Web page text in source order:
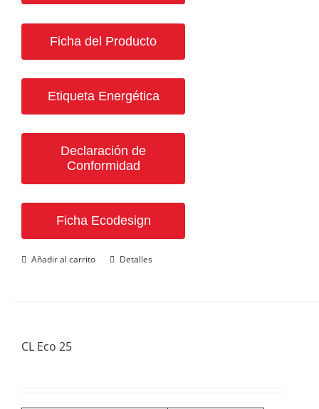
Ficha del Producto
Etiqueta Energética
Declaración de
Conformidad
Ficha Ecodesign
Añadir al carrito Detalles
CL Eco 25